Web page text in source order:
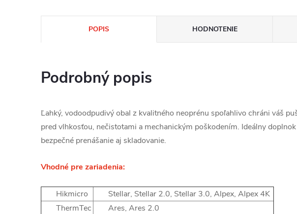
POPIS HODNOTENIE
Podrobný popis
Ľahký, vodoodpudivý obal z kvalitného neoprénu spoľahlivo chráni váš
pred vlhkosťou, nečistotami a mechanickým poškodením. Ideálny
bezpečné prenášanie aj skladovanie.
Vhodné pre zariadenia:
Hikmicro
Stellar, Stellar 2.0, Stellar 3.0, Alpex, Alpex 4K
ThermTec
Ares, Ares 2.0